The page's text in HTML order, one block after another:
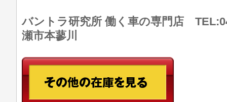
バントラ研究所 働く車の専門店
瀬市本蓼川